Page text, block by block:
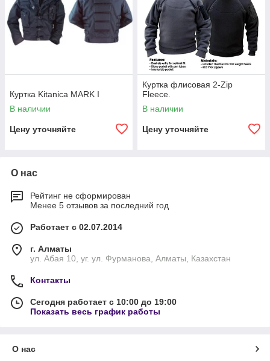
Куртка Kitanica MARK I
В наличии
Цену уточняйте
Куртка флисовая 2-Zip
Fleece.
В наличии
Цену уточняйте
О нас
Рейтинг не сформирован
Менее 5 отзывов за последний год
Работает с 02.07.2014
г. Алматы
ул. Абая 10, уг. ул. Фурманова, Алматы, Казахстан
Контакты
Сегодня работает с 10:00 до 19:00
Показать весь график работы
О нас